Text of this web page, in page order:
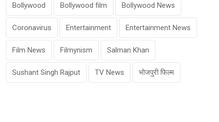
Bollywood Bollywood film Bollywood News
Coronavirus Entertainment Entertainment News
Film News Filmynism Salman Khan
Sushant Singh Rajput TV News भोजपुरी फिल्म